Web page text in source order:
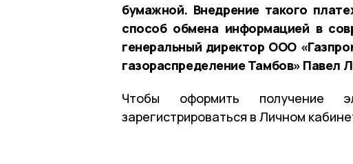
бумажной. Внедрение такого
способ обмена информацией в
генеральный директор ООО
газораспределение Тамбов» Павел
Чтобы оформить получение
зарегистрироваться в Личном